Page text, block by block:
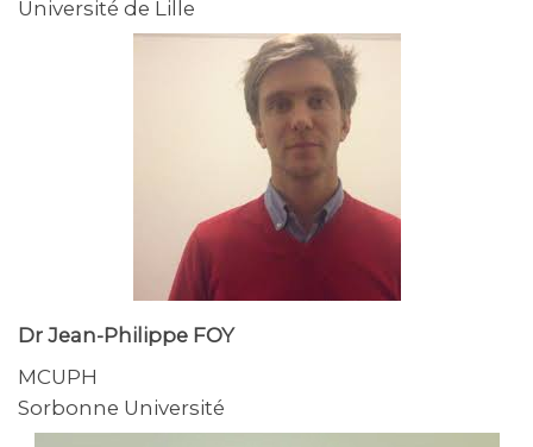
Université de Lille
Dr Jean-Philippe FOY
MCUPH
Sorbonne Université